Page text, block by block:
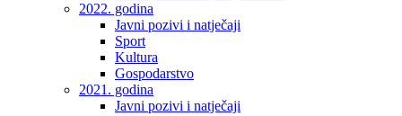
2022. godina
Javni pozivi i natječaji
Sport
Kultura
Gospodarstvo
2021. godina
Javni pozivi i natječaji